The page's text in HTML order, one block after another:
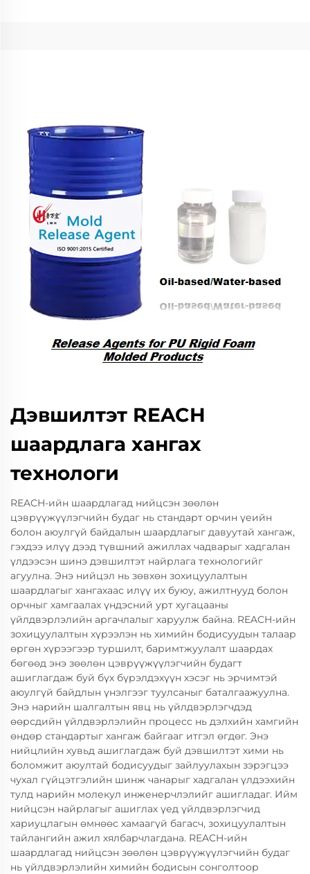
Дэвшилтэт REACH
шаардлага хангах
технологи
REACH-ийн шаардлагад нийцсэн зөөлөн
цэврүүжүүлэгчийн будаг нь стандарт орчин үеийн
болон аюулгүй байдалын шаардлагыг давуутай хангаж,
гэхдээ илүү дээд түвшний ажиллах чадварыг хадгалан
үлдээсэн шинэ дэвшилтэт найрлага технологийг
агуулна. Энэ нийцэл нь зөвхөн зохицуулалтын
шаардлагыг хангахаас илүү их буюу, ажилтнууд болон
орчныг хамгаалах үндэсний урт хугацааны
үйлдвэрлэлийн аргачлалыг харуулж байна. REACH-ийн
зохицуулалтын хүрээлэн нь химийн бодисуудын талаар
өргөн хүрээгээр туршилт, баримтжуулалт шаардах
бөгөөд энэ зөөлөн цэврүүжүүлэгчийн будагт
ашиглагдаж буй бүх бүрэлдэхүүн хэсэг нь эрчимтэй
аюулгүй байдлын үнэлгээг туулсаныг баталгаажуулна.
Энэ нарийн шалгалтын явц нь үйлдвэрлэгчдэд
өөрсдийн үйлдвэрлэлийн процесс нь дэлхийн хамгийн
өндөр стандартыг хангаж байгааг итгэл өгдөг. Энэ
нийцлийн хувьд ашиглагдаж буй дэвшилтэт хими нь
боломжит аюултай бодисуудыг зайлуулахын зэрэгцээ
чухал гүйцэтгэлийн шинж чанарыг хадгалан үлдээхийн
тулд нарийн молекул инженерчлэлийг ашигладаг. Ийм
нийцсэн найрлагыг ашиглах үед үйлдвэрлэгчид
хариуцлагын өмнөөс хамаагүй багасч, зохицуулалтын
тайлангийн ажил хялбарчлагдана. REACH-ийн
шаардлагад нийцсэн зөөлөн цэврүүжүүлэгчийн будаг
нь үйлдвэрлэлийн химийн бодисын сонголтоор